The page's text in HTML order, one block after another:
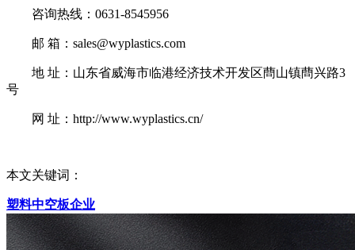
咨询热线：0631-8545956
邮 箱：sales@wyplastics.com
地 址：山东省威海市临港经济技术开发区蔄山镇蔄兴路3
号
网 址：http://www.wyplastics.cn/
本文关键词：
塑料中空板企业